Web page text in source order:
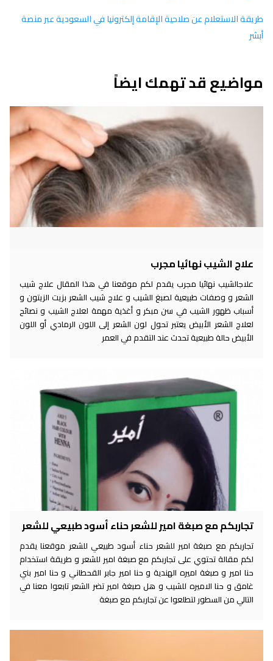
طريقة الاستعلام عن صلاحية الإقامة إلكترونيا في السعودية عبر منصة
أبشر
مواضيع قد تهمك ايضاً
علاج الشيب نهائيا مجرب
علاجالشيب نهائيا مجرب يقدم لكم موقعنا في هذا المقال علاج شيب
الشعر و وصفات طبيعية لصبغ الشيب و علاج شيب الشعر بزيت الزيتون و
أسباب ظهور الشيب في سن مبكر و أغذية مهمة لعلاج الشيب و نصائح
لعلاج الشعر الأبيض يعتبر تحول لون الشعر إلى اللون الرمادي أو اللون
الأبيض حالة طبيعية تحدث عند التقدم في العمر
تجاربكم مع صبغة امير للشعر حناء أسود طبيعي للشعر
تجاربكم مع صبغة امير للشعر حناء أسود طبيعي للشعر موقعنا يقدم
لكم مقالة تحتوي على تجاربكم مع صبغة امير للشعر و طريقة استخدام
حنا امير و صبغة اميره الهندية و حنا امير جابر القحطاني و حنا امير بني
غامق و حنا الاميره للشيب و هل صبغة امير تضر الشعر تابعوا معنا في
التالي من السطور لتطلعوا عن تجاربكم مع صبغة